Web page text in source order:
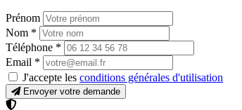
Prénom
Nom *
Téléphone *
Email *
J'accepte les conditions générales d'utilisation
Envoyer votre demande